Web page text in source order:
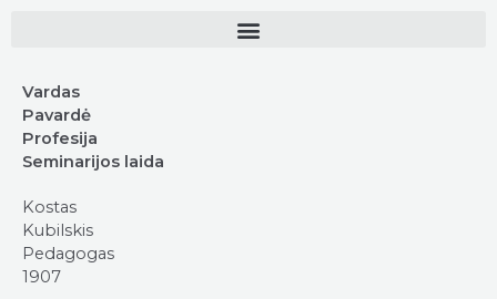
Vardas
Pavardė
Profesija
Seminarijos laida
Kostas
Kubilskis
Pedagogas
1907